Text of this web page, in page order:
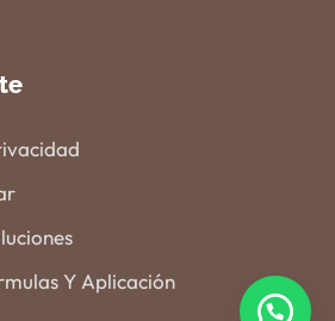
Y Aplicación